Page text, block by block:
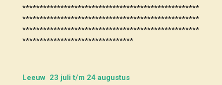
***************************************************
***************************************************
***************************************************
********************************
Leeuw 23 juli t/m 24 augustus